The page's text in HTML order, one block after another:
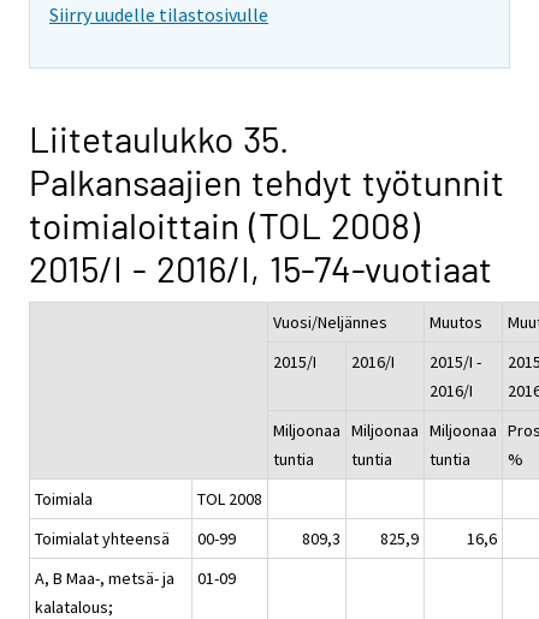
Siirry uudelle tilastosivulle
Liitetaulukko 35.
Palkansaajien tehdyt työtunnit
toimialoittain (TOL 2008)
2015/I - 2016/I, 15-74-vuotiaat
Vuosi/Neljännes Muutos
2015/I
2016/I
2015/I -
2016/I
Miljoonaa
tuntia
Miljoonaa
tuntia
Miljoonaa
tuntia
%
Toimiala
TOL 2008
Toimialat yhteensä
00-99 809,3 825,9
16,6
A, B Maa-, metsä- ja
kalatalous;
01-09